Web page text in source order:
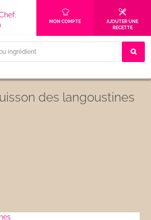
MON COMPTE
AJOUTER UNE
RECETTE
des langoustines